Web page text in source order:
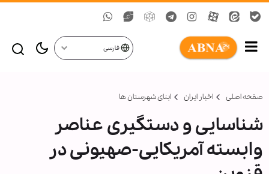
فارسی
صفحه اصلی اخبار ایران ابنای شهرستان ها
شناسایی و دستگیری عناصر
وابسته آمریکایی-صهیونی در